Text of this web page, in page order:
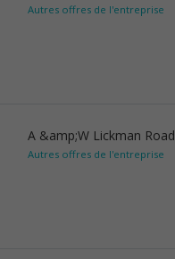
Autres offres de l'entreprise
A &amp;W Lickman Road
Autres offres de l'entreprise